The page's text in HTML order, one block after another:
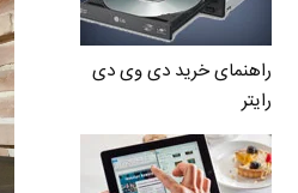
راهنمای خرید دی وی دی
رایتر